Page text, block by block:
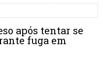
após tentar se
fuga em